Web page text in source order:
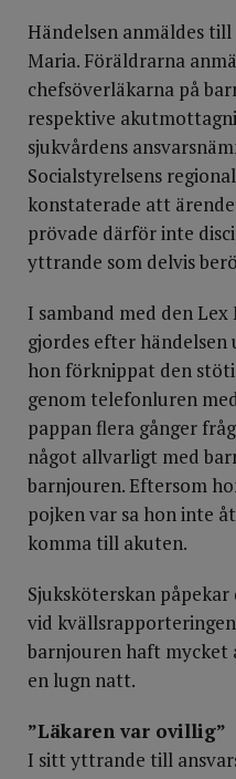
Händelsen anmäldes
Maria. Föräldrarna
chefsöverläkarna på
respektive
sjukvårdens
Socialstyrelsens
konstaterade att
prövade därför inte
yttrande som delvis
I samband med den
gjordes efter
hon förknippat den
genom telefonluren
pappan flera gånger
något allvarligt med
barnjouren. Eftersom
pojken var sa hon inte
komma till akuten.
Sjuksköterskan
vid
barnjouren haft mycket
en lugn natt.
”Läkaren var ovillig”
I sitt yttrande till